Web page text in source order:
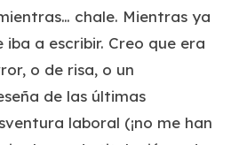
chale. Mientras ya
iba a escribir. Creo que era
o de risa, o un
de las últimas
laboral (¡no me han